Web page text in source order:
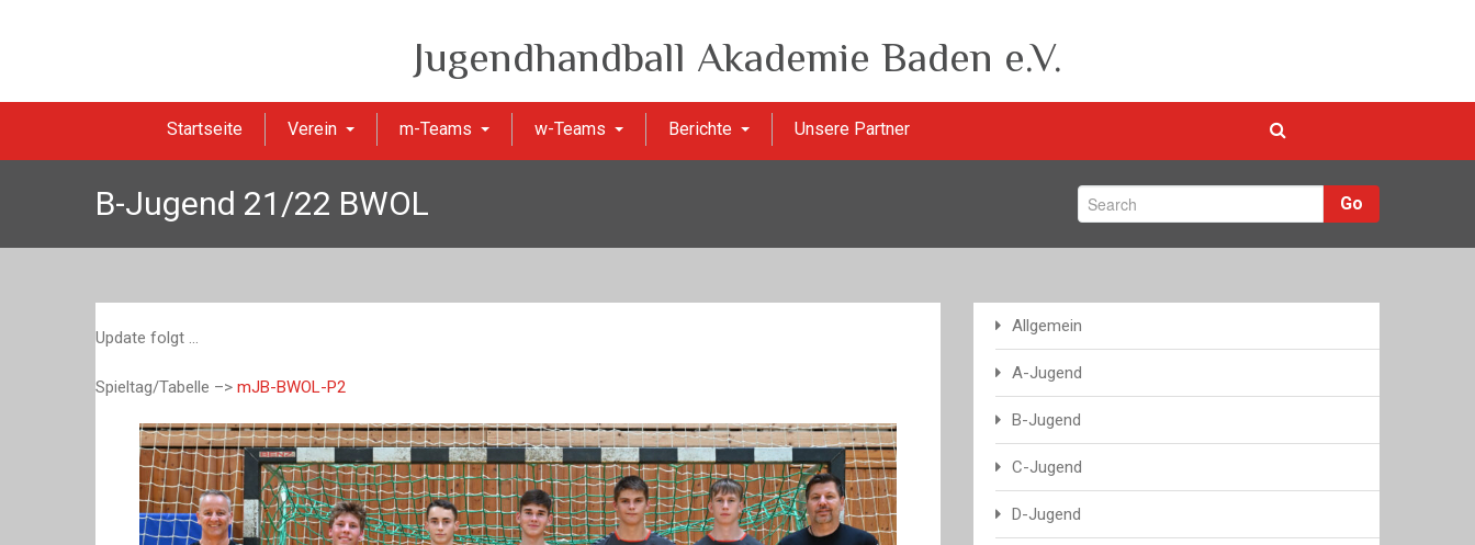
Jugendhandball Akademie Baden e.V.
Startseite Verein m-Teams w-Teams Berichte Unsere Partner
B-Jugend 21/22 BWOL Go
Update folgt …
Spieltag/Tabelle –> mJB-BWOL-P2
Allgemein
A-Jugend
B-Jugend
C-Jugend
D-Jugend